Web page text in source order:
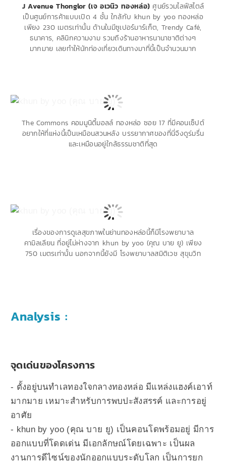
J Avenue Thonglor (เจ อเวนิว ทองหล่อ) ศูนย์รวมไลฟ์สไตล์
เป็นศูนย์การค้าแบบเปิด 4 ชั้น ใกล้กับ khun by yoo ทองหล่อ
เพียง 230 เมตรเท่านั้น ด้านในมีซูเปอร์มาร์เก็ต, Trendy Café,
ธนาคาร, คลินิกความงาม รวมถึงร้านอาหารนานาชาติต่างๆ
มากมาย เลยทำให้นักท่องเที่ยวเดินทางมาที่นี้เป็นจำนวนมาก
The Commons คอมมูนิตี้มอลล์ ทองหล่อ ซอย 17 ที่มีคอนเซ็ปต์
อยากให้ที่แห่งนี้เป็นเหมือนสวนหลัง บรรยากาศของที่นี่จึงดูร่มรื่น
และเหมือนอยู่ใกล้ธรรมชาติที่สุด
เรื่องของการดูเลสุขภาพในย่านทองหล่อนี้ก็มีโรงพยาบาล
คามิลเลียน ที่อยู่ไม่ห่างจาก khun by yoo (คุณ บาย ยู) เพียง
750 เมตรเท่านั้น นอกจากนี้ยังมี โรงพยาบาลสมิติเวช สุขุมวิท
Analysis :
จุดเด่นของโครงการ
- ตั้งอยู่บนทำเลทองใจกลางทองหล่อ มีแหล่งแฮงค์เอาท์
มากมาย เหมาะสำหรับการพบปะสังสรรค์ และการอยู่
อาศัย
- khun by yoo (คุณ บาย ยู) เป็นคอนโดพร้อมอยู่ มีการ
ออกแบบที่โดดเด่น มีเอกลักษณ์โดยเฉพาะ เป็นผล
งานการดีไซน์ของนักออกแบบระดับโลก เป็นการยก